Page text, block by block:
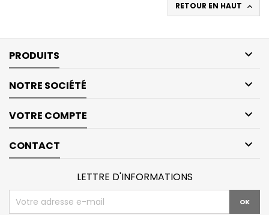
RETOUR EN HAUT 
PRODUITS 
NOTRE SOCIÉTÉ 
VOTRE COMPTE 
CONTACT 
LETTRE D'INFORMATIONS